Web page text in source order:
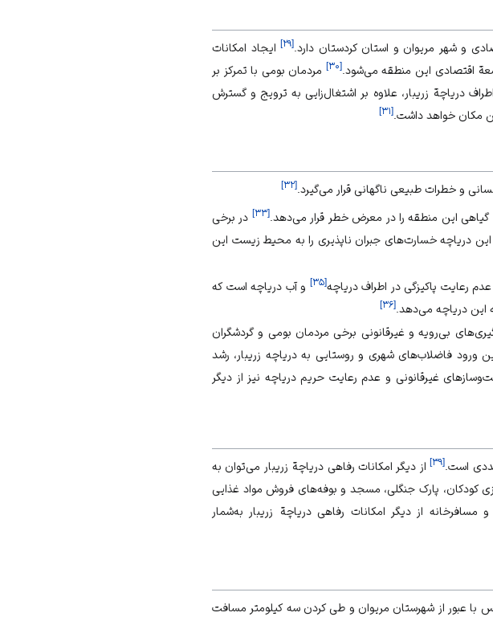
و شهر مریوان و استانکردستان دارد. [۲۹] ایجاد امکانات
اقتصادی این منطقه می‌شود.[۳۰] مردمان بومی با تمرکز بر
دریاچة زریبار، علاوه بر اشتغال‌زایی به ترویج و گسترش
مکان خواهد داشت. [۳۱]
و خطرات طبیعی ناگهانی قرار می‌گیرد.[۳۲]
این منطقه را در معرض خطر قرار می‌دهد.[۳۳] در برخی
دریاچه خسارت‌های جبران ناپذیری را به محیط زیست این
رعایت پاکیزگی در اطراف دریاچه[۳۵] و آب دریاچه است که
این دریاچه می‌دهد. [۳۶]
بی‌رویه و غیر‌قانونی برخی مردمان بومی و گردشگران
ورود فاضلاب‌های شهری و روستایی به دریاچه زریبار، رشد
غیرقانونی و عدم رعایت حریم دریاچه نیز از دیگر
است.[۳۹]از دیگر امکانات رفاهی دریاچة زریبار می‌توان به
کودکان، پارک جنگلی، مسجد و بوفه‌های فروش مواد غذایی
از دیگر امکانات رفاهی دریاچة زریبار به‌شمار
با عبور از شهرستان مریوان و طی کردن سه کیلومتر مسافت